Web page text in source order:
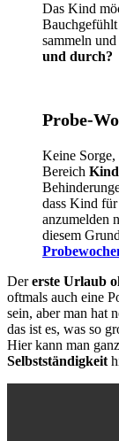
Das Kind
Bauchgefühlt
sammeln
und durch?
Probe-
Keine Sorge,
Bereich
dass Kind
anzumelden
diesem
Dererste Urlaub
oftmals auch eine
sein, aber man hat
das ist es, was so
Hier kann man
Selbstständigkeit